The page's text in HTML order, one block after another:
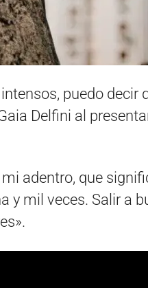
puedo decir
Delfini al
adentro, que
mil veces. Salir a